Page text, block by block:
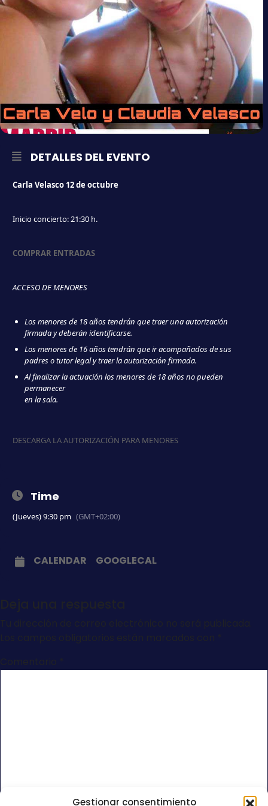
Gestionar consentimiento
DETALLES DEL EVENTO
Carla Velasco 12 de octubre
Inicio concierto: 21:30 h.
COMPRAR ENTRADAS
ACCESO DE MENORES
Los menores de 18 años tendrán que traer una autorización
firmada y deberán identificarse.
Los menores de 16 años tendrán que ir acompañados de sus
padres o tutor legal y traer la autorización firmada.
Al finalizar la actuación los menores de 18 años no pueden
permanecer
en la sala.
DESCARGA LA AUTORIZACIÓN PARA MENORES
Time
(Jueves) 9:30 pm (GMT+02:00)
CALENDAR GOOGLECAL